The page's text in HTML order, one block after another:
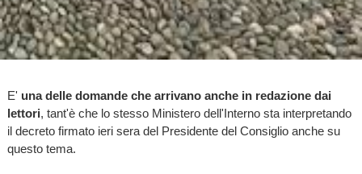
E' una delle domande che arrivano anche in redazione dai
lettori, tant'è che lo stesso Ministero dell'Interno sta interpretando
il decreto firmato ieri sera del Presidente del Consiglio anche su
questo tema.